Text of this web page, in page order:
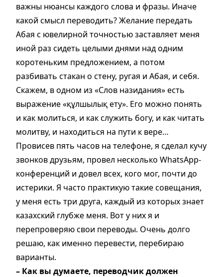
важны нюансы каждого слова и фразы. Иначе
какой смысл переводить? Желание передать
Абая с ювелирной точностью заставляет меня
иной раз сидеть целыми днями над одним
коротеньким предложением, а потом
разбивать стакан о стену, ругая и Абая, и себя.
Скажем, в одном из «Слов назидания» есть
выражение «құлшылық ету». Его можно понять
и как молиться, и как служить богу, и как читать
молитву, и находиться на пути к вере…
Провисев пять часов на телефоне, я сделал кучу
звонков друзьям, провел несколько WhatsApp-
конференций и довел всех, кого мог, почти до
истерики. Я часто практикую такие совещания,
у меня есть три друга, каждый из которых знает
казахский глубже меня. Вот у них я и
перепроверяю свои переводы. Очень долго
решаю, как именно перевести, перебираю
варианты.
– Как вы думаете, переводчик должен